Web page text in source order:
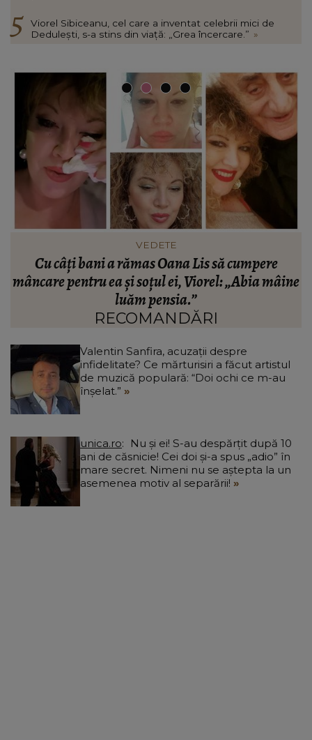
Viorel Sibiceanu, cel care a inventat celebrii mici de
Dedulești, s-a stins din viață: „Grea încercare.” »
VEDETE
Viorel Sibiceanu, cel care a inventat celebrii mici
de Dedulești, s-a stins din viață: „Grea încercare.”
RECOMANDĂRI
Valentin Sanfira, acuzații despre
infidelitate? Ce mărturisiri a făcut artistul
de muzică populară: “Doi ochi ce m-au
înșelat.”
unica.ro
ani de căsnicie! Cei doi și-a spus „adio” în
mare secret. Nimeni nu se aștepta la un
asemenea motiv al separării!